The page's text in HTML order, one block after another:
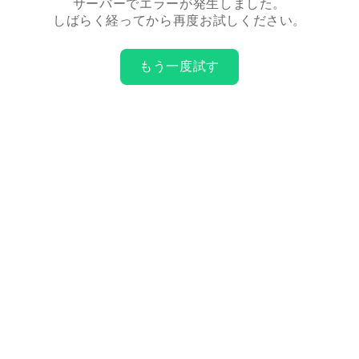
サーバーでエラーが発生しました。
しばらく経ってから再度お試しください。
もう一度試す